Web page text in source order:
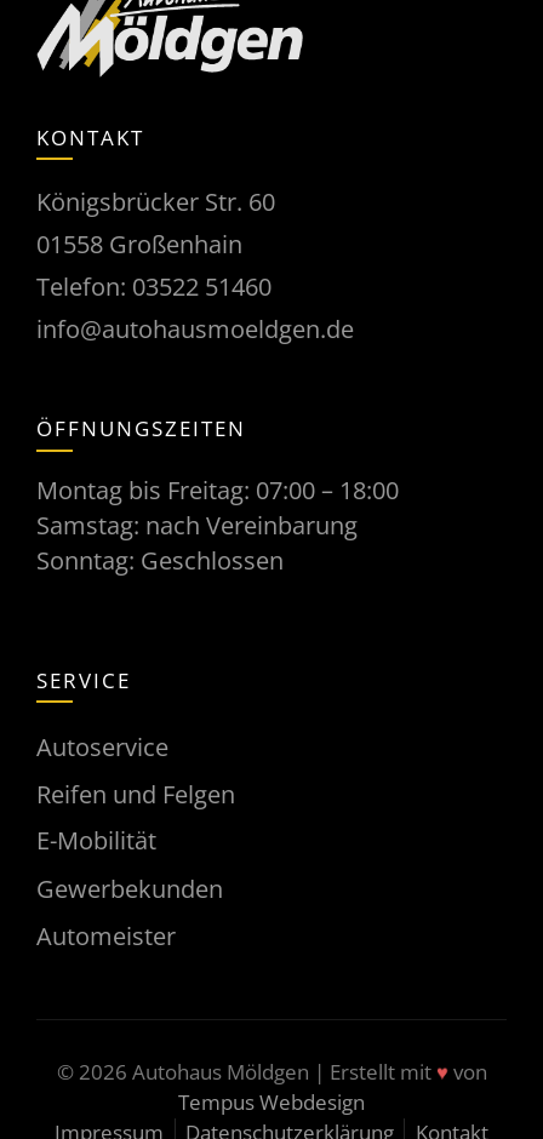
KONTAKT
Königsbrücker Str. 60
01558 Großenhain
Telefon: 03522 51460
info@autohausmoeldgen.de
ÖFFNUNGSZEITEN
Montag bis Freitag: 07:00 – 18:00
Samstag: nach Vereinbarung
Sonntag: Geschlossen
SERVICE
Autoservice
Reifen und Felgen
E-Mobilität
Gewerbekunden
Automeister
© 2026 Autohaus Möldgen | Erstellt mit ♥von
Tempus Webdesign
Impressum
Datenschutzerklärung Kontakt